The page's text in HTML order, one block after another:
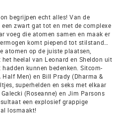
begrijpen echt alles! Van de
zwart gat tot en met de complexe
voeg die atomen samen en maak er
komt piepend tot stilstand…
atomen op de juiste plaatsen,
heelal van Leonard en Sheldon uit
kunnen bedenken. Sitcom-
Men) en Bill Prady (Dharma &
superhelden en seks met elkaar
(Roseanne) en Jim Parsons
een explosief grappige
losmaakt!